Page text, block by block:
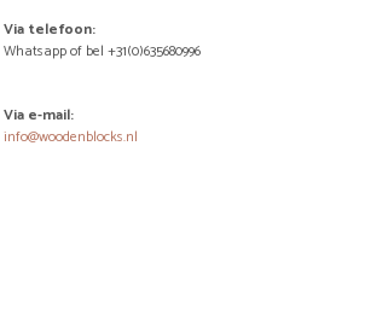
Via telefoon:
Whatsapp of bel +31(0)635680996
Via e-mail:
info@woodenblocks.nl